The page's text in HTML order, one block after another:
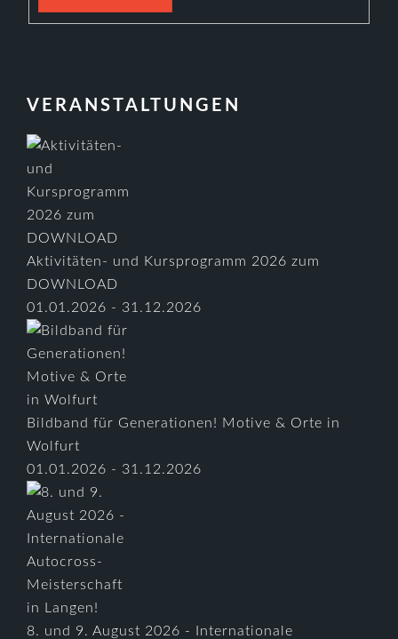
VERANSTALTUNGEN
Aktivitäten- und Kursprogramm 2026 zum
DOWNLOAD
01.01.2026 - 31.12.2026
Bildband für Generationen! Motive & Orte in
Wolfurt
01.01.2026 - 31.12.2026
8. und 9. August 2026 - Internationale